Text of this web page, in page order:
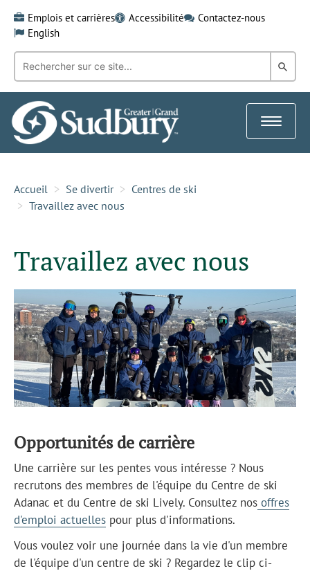
content
Emplois et carrières Accessibilité
Contactez-nous
English
Recherche
mot-
clé:
dans
Toggle
Accueil Se divertir
Centres de ski
Travaillez avec nous
Travaillez avec nous
Opportunités de carrière
Une carrière sur les pentes vous intéresse ? Nous
recrutons des membres de l'équipe du Centre de ski
Adanac et du Centre de ski Lively. Consultez nos offres
d'emploi actuelles pour plus d'informations.
Vous voulez voir une journée dans la vie d'un membre
de l'équipe d'un centre de ski ? Regardez le clip ci-